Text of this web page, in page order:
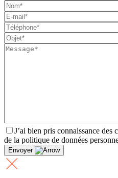
J’ai bien pris connaissance
de la politique de données
Envoyer